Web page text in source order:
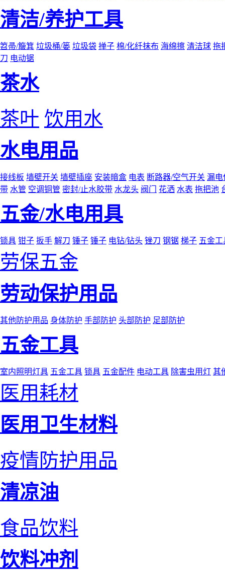
清洁/养护工具
笤帚/簸箕 垃圾桶/篓 垃圾袋 掸子 棉/化纤抹布 海绵擦 清洁球 拖
刀 电动锯
茶水
茶叶 饮用水
水电用品
接线板 墙壁开关 墙壁插座 安装暗盒 电表 断路器/空气开关 漏电
带 水管 空调铜管 密封/止水胶带 水龙头 阀门 花洒 水表 拖把池
五金/水电用具
锁具 钳子 扳手 解刀 锤子 锤子 电钻/钻头 锉刀 钢锯 梯子 五金
劳保五金
劳动保护用品
其他防护用品 身体防护 手部防护 头部防护 足部防护
五金工具
室内照明灯具 五金工具 锁具 五金配件 电动工具 除害虫用灯 其
医用耗材
医用卫生材料
疫情防护用品
清凉油
食品饮料
饮料冲剂